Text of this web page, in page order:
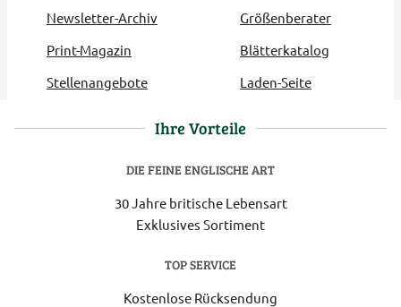
Newsletter-Archiv
Größenberater
Print-Magazin
Blätterkatalog
Stellenangebote
Laden-Seite
Ihre Vorteile
DIE FEINE ENGLISCHE ART
30 Jahre britische Lebensart
Exklusives Sortiment
TOP SERVICE
Kostenlose Rücksendung